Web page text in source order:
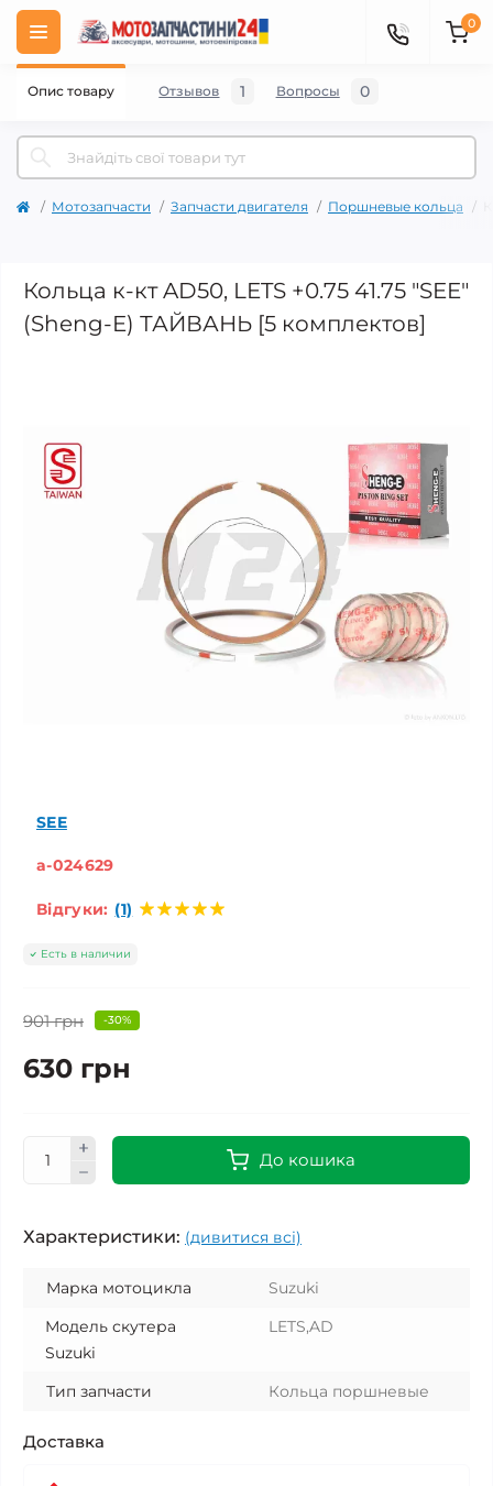
0
Мотозапчасти Запчасти двигателя Поршневые кольца
Кольца к-кт AD50, LETS +0.75 41.75 "SEE"
(Sheng-E) ТАЙВАНЬ [5 комплектов]
SEE
a-024629
Відгуки: (1)
Есть в наличии
901 грн -30%
630 грн
До кошика
Характеристики: (дивитися всі)
Марка мотоцикла
Suzuki
Модель скутера
Suzuki
LETS,AD
Тип запчасти Кольца поршневые
Доставка
Опис товару Отзывов 1 Вопросы 0